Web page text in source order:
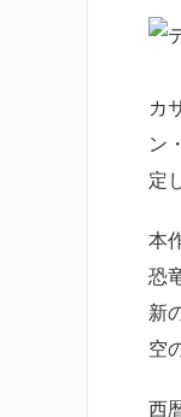
カ
ン
定
本
恐
新
空
西